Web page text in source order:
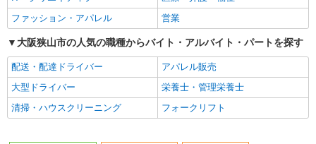
フリーター歓迎
学歴不問
ブランクOK
ミドル（40代～）活躍中
エルダー（50代～）活躍中
シニア（60代～）活躍中
高収入・高額
ボーナス・賞与あり
昇給あり
完全週休2日制
フルタイム歓迎
禁煙・分煙
ファッション・アパレル
営業
大阪狭山市の人気の職種からバイト・アルバイト・パートを探す
配送・配達ドライバー
アパレル販売
大型ドライバー
栄養士・管理栄養士
清掃・ハウスクリーニング
フォークリフト